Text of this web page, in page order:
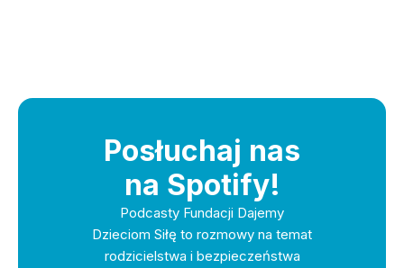
Posłuchaj nas
na Spotify!
Podcasty Fundacji Dajemy
Dzieciom Siłę to rozmowy na temat
rodzicielstwa i bezpieczeństwa